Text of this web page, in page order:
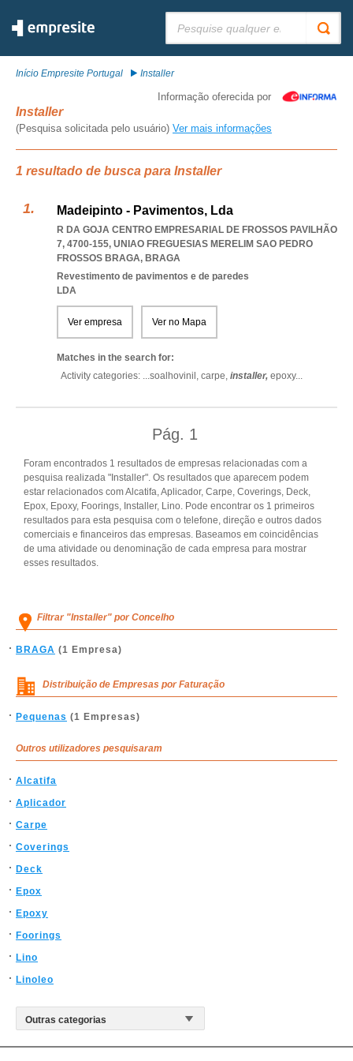
Início Empresite Portugal Installer
Informação oferecida por
Installer
(Pesquisa solicitada pelo usuário) Ver mais informações
1 resultado de busca para Installer
Madeipinto - Pavimentos, Lda
R DA GOJA CENTRO EMPRESARIAL DE FROSSOS PAVILHÃO
7, 4700-155, UNIAO FREGUESIAS MERELIM SAO PEDRO
FROSSOS BRAGA, BRAGA
Revestimento de pavimentos e de paredes
LDA
Ver empresa Ver no Mapa
Matches in the search for:
Activity categories: ...soalhovinil, carpe, installer, epoxy...
Pág. 1
Foram encontrados 1 resultados de empresas relacionadas com a
pesquisa realizada "Installer". Os resultados que aparecem podem
estar relacionados com Alcatifa, Aplicador, Carpe, Coverings, Deck,
Epox, Epoxy, Foorings, Installer, Lino. Pode encontrar os 1 primeiros
resultados para esta pesquisa com o telefone, direção e outros dados
comerciais e financeiros das empresas. Baseamos em coincidências
de uma atividade ou denominação de cada empresa para mostrar
esses resultados.
Filtrar "Installer" por Concelho
BRAGA (1 Empresa)
Distribuição de Empresas por Faturação
Pequenas (1 Empresas)
Outros utilizadores pesquisaram
Alcatifa
Aplicador
Carpe
Coverings
Deck
Epox
Epoxy
Foorings
Lino
Linoleo